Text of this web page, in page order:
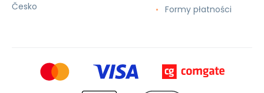
Česko
Formy płatności